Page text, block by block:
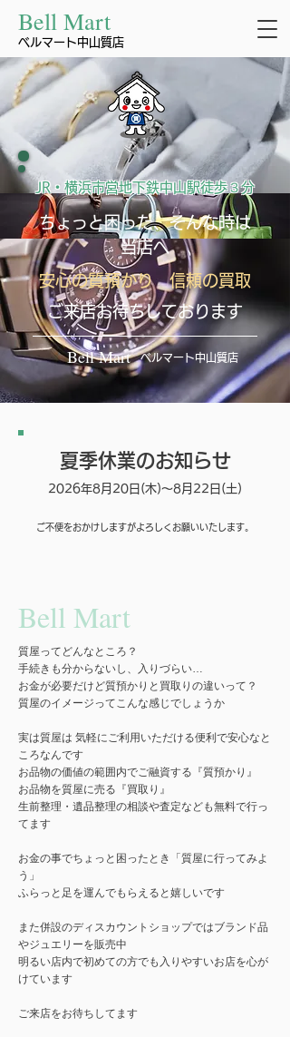
Bell Mart
ベルマート中山質店
JR・横浜市営地下鉄中山駅徒歩３分
ちょっと困った、そんな時は
当店へ
安心の質預かり 信頼の買取
ご来店お待ちしております
Bell Mart ベルマート中山質店
夏季休業のお知らせ
2026年8月20日(木)～8月22日(土)
ご不便をおかけしますがよろしくお願いいたします。
Bell Mart
質屋ってどんなところ？
手続きも分からないし、入りづらい…
お金が必要だけど質預かりと買取りの違いって？
質屋のイメージってこんな感じでしょうか
実は質屋は 気軽にご利用いただける便利で安心なと
ころなんです
お品物の価値の範囲内でご融資する『質預かり』
お品物を質屋に売る『買取り』
生前整理・遺品整理の相談や査定なども無料で行っ
てます
お金の事でちょっと困ったとき「質屋に行ってみよ
う」
ふらっと足を運んでもらえると嬉しいです
また併設のディスカウントショップではブランド品
やジュエリーを販売中
明るい店内で初めての方でも入りやすいお店を心が
けています
ご来店をお待ちしてます